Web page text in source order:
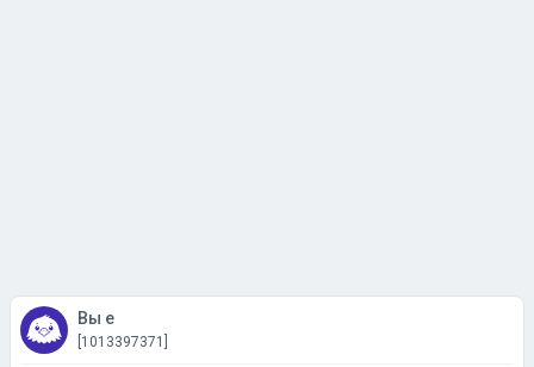
Вы е
[1013397371]